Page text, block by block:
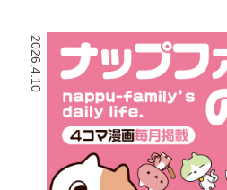
2026.4.10